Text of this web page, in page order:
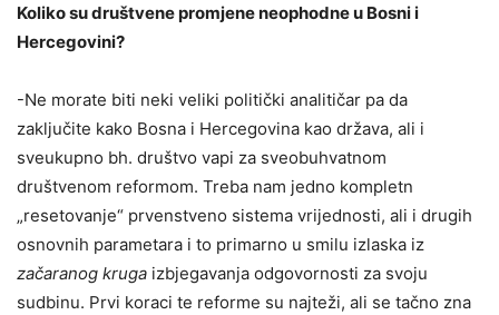
Koliko su društvene promjene neophodne u Bosni i
Hercegovini?
-Ne morate biti neki veliki politički analitičar pa da
zaključite kako Bosna i Hercegovina kao država, ali i
sveukupno bh. društvo vapi za sveobuhvatnom
društvenom reformom. Treba nam jedno kompletn
„resetovanje“ prvenstveno sistema vrijednosti, ali i drugih
osnovnih parametara i to primarno u smilu izlaska iz
začaranog kruga izbjegavanja odgovornosti za svoju
sudbinu. Prvi koraci te reforme su najteži, ali se tačno zna